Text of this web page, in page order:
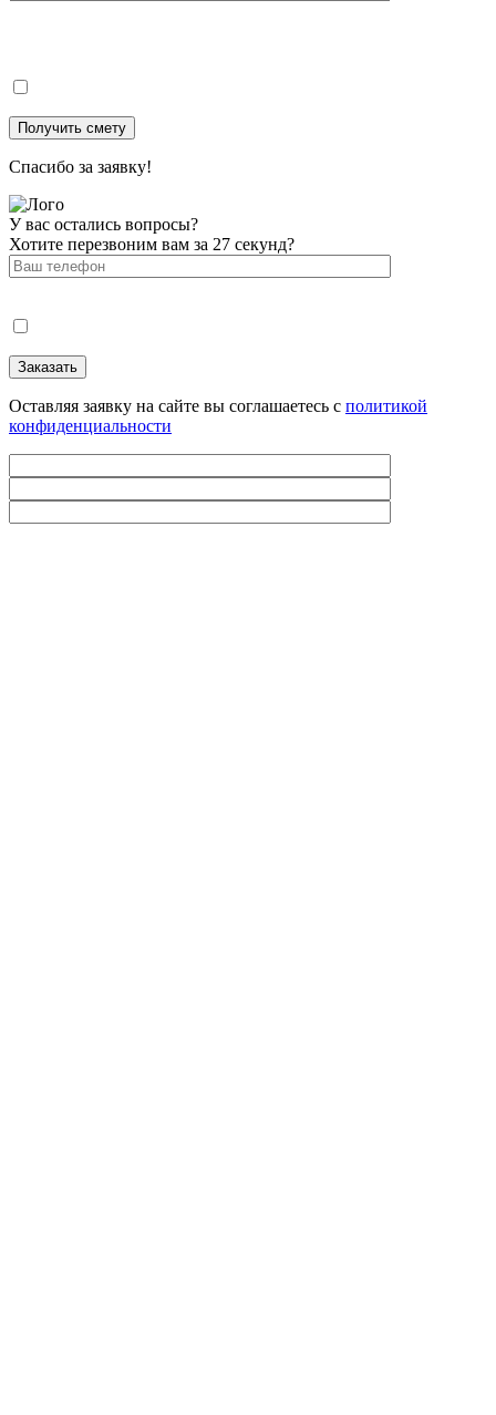
Спасибо за заявку!
У вас остались вопросы?
Хотите перезвоним вам за 27 секунд?
Оставляя заявку на сайте вы соглашаетесь с политикой
конфиденциальности